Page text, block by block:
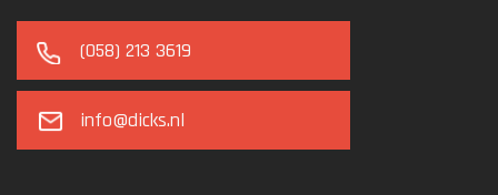
(058) 213 3619
info@dicks.nl